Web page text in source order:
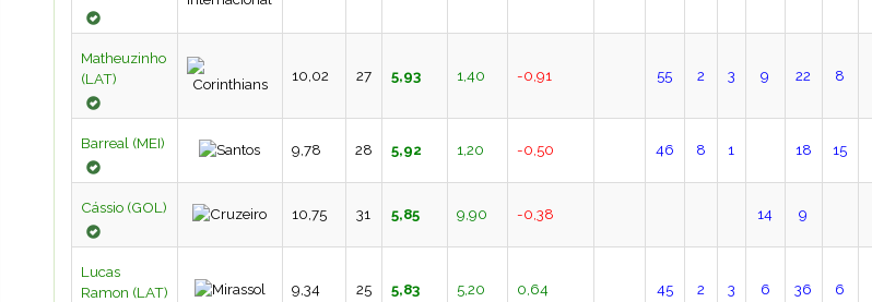
Matheuzinho
(LAT)
10,02 27 5,93 1,40 -0,91 55 2 3 9 22 8
Barreal (MEI) 9,78 28 5,92 1,20 -0,50 46 8 1 18 15
Cássio (GOL) 10,75 31 5,85 9,90 -0,38 14 9
Lucas
Ramon (LAT)
9,34 25 5,83 5,20 0,64 45 2 3 6 36 6